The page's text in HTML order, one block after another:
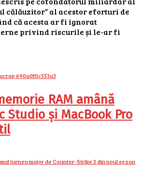
călăuzitor” al acestor eforturi de
că acesta ar fi ignorat
privind riscurile și le-ar fi
RAM amână
Studio și MacBook Pro